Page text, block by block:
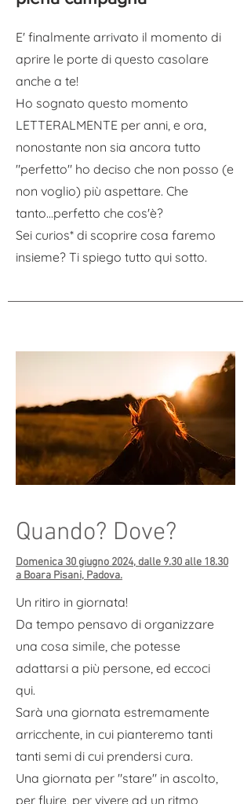
E' finalmente arrivato il momento di
aprire le porte di questo casolare
anche a te!
Ho sognato questo momento
LETTERALMENTE per anni, e ora,
nonostante non sia ancora tutto
"perfetto" ho deciso che non posso (e
non voglio) più aspettare. Che
tanto...perfetto che cos'è?
Sei curios* di scoprire cosa faremo
insieme? Ti spiego tutto qui sotto.
Quando? Dove?
Domenica 30 giugno 2024, dalle 9.30 alle 18.30
a Boara Pisani, Padova.
Un ritiro in giornata!
Da tempo pensavo di organizzare
una cosa simile, che potesse
adattarsi a più persone, ed eccoci
qui.
Sarà una giornata estremamente
arricchente, in cui pianteremo tanti
tanti semi di cui prendersi cura.
Una giornata per "stare" in ascolto,
per fluire, per vivere ad un ritmo